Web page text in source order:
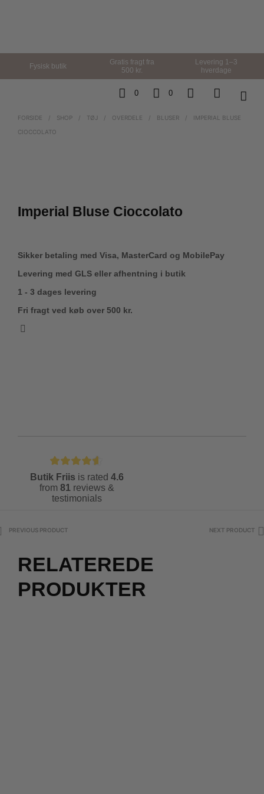
Fysisk butik
Gratis fragt fra
500 kr.
Levering 1–3
hverdage
0 0
FORSIDE / SHOP / TØJ / OVERDELE / BLUSER /
IMPERIAL BLUSE
CIOCCOLATO
Imperial Bluse Cioccolato
Sikker betaling med Visa, MasterCard og MobilePay
Levering med GLS eller afhentning i butik
1 - 3 dages levering
Fri fragt ved køb over 500 kr.
Butik Friis is rated 4.6
from 81 reviews &
testimonials
PREVIOUS PRODUCT NEXT PRODUCT
RELATEREDE
PRODUKTER